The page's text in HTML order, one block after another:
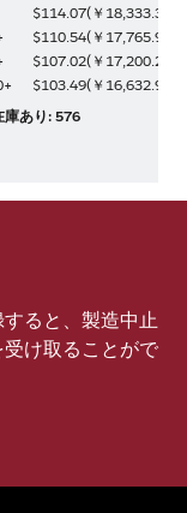
$114.07(￥18,333.33
$110.54(￥17,765.99
$107.02(￥17,200.25
$103.49(￥16,632.91
庫あり: 576
ると、製造中止
け取ることがで